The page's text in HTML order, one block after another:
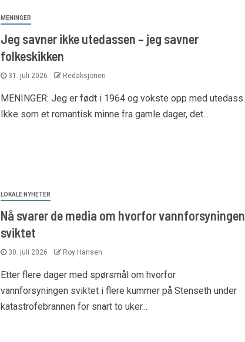
MENINGER
Jeg savner ikke utedassen – jeg savner
folkeskikken
31. juli 2026 Redaksjonen
MENINGER: Jeg er født i 1964 og vokste opp med utedass.
Ikke som et romantisk minne fra gamle dager, det...
LOKALE NYHETER
Nå svarer de media om hvorfor vannforsyningen
sviktet
30. juli 2026 Roy Hansen
Etter flere dager med spørsmål om hvorfor
vannforsyningen sviktet i flere kummer på Stenseth under
katastrofebrannen for snart to uker...